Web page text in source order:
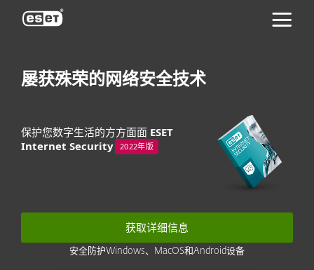
屡获殊荣的网络安全技术
保护您数字生活的方方面面 ESET
Internet Security
2022年版
获取详细信息
安全防护Windows、MacOS和Android设备
ESET